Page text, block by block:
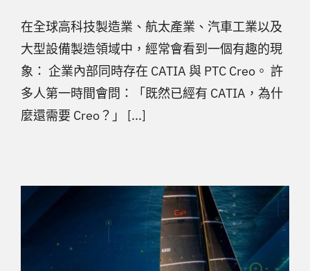
在全球高科技製造業、航太產業、汽車工業以及
大型設備製造領域中，經常會看到一個有趣的現
象： 企業內部同時存在 CATIA 與 PTC Creo。 許
多人第一時間會問：「既然已經有 CATIA，為什
麼還需要 Creo？」 [...]